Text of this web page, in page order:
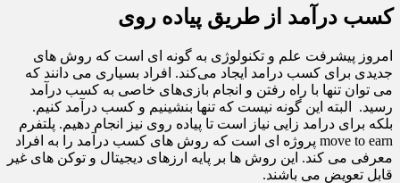
کسب درآمد از طریق پیاده روی
امروز پیشرفت علم و تکنولوژی به گونه ای است که روش های
جدیدی برای کسب درامد ایجاد می‌کند. افراد بسیاری می دانند که
می توان تنها با راه رفتن و انجام بازی‌های خاصی به کسب درآمد
رسید. البته این گونه نیست که تنها بنشینیم و کسب درآمد کنیم.
بلکه برای درامد زایی نیاز است تا پیاده روی نیز انجام دهیم. پلتفرم
move to earn پروژه ای است که روش های کسب درآمد را به افراد
معرفی می کند. این روش ها بر پایه ارزهای دیجیتال و توکن های غیر
قابل تعویض می باشند.